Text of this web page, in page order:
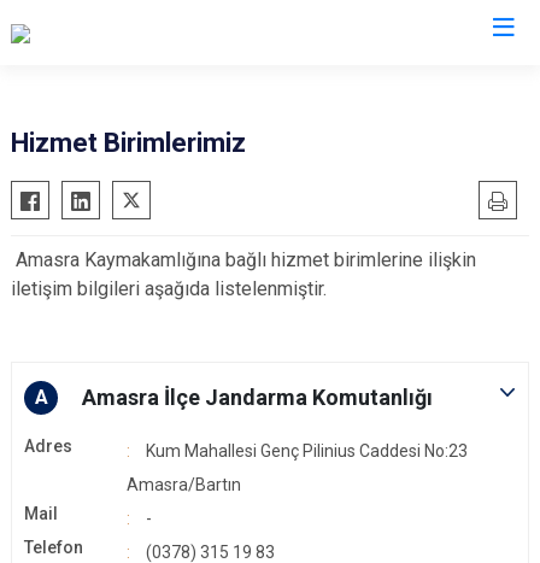
Amasra
Kurucaşile
Ulus
Hizmet Birimlerimiz
Amasra Kaymakamlığına bağlı hizmet birimlerine ilişkin
iletişim bilgileri aşağıda listelenmiştir.
A Amasra İlçe Jandarma Komutanlığı
Adres
Kum Mahallesi Genç Pilinius Caddesi No:23
Amasra/Bartın
Mail
-
Telefon
(0378) 315 19 83